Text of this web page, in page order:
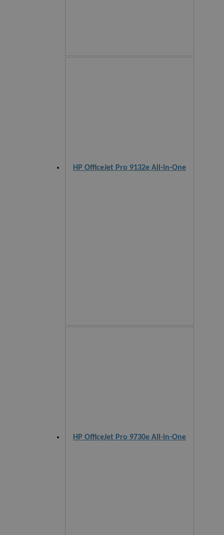
HP OfficeJet Pro 9132e All-in-One
HP OfficeJet Pro 9730e All-in-One